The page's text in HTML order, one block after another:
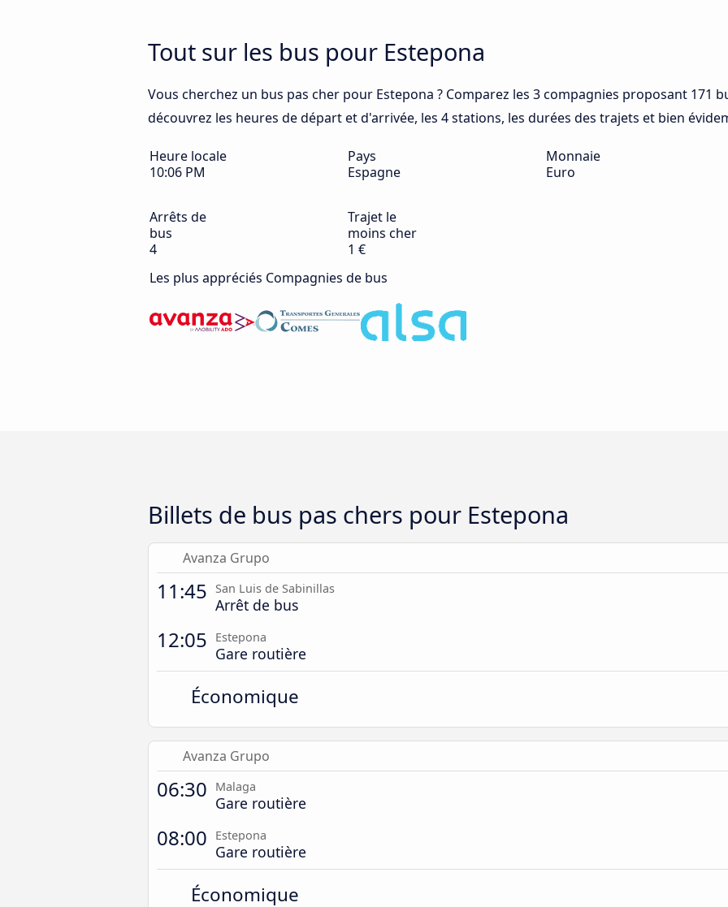
Tout sur les bus pour Estepona
Vous cherchez un bus pas cher pour Estepona ? Comparez les 3 compagnies proposant 171
découvrez les heures de départ et d'arrivée, les 4 stations, les durées des trajets et bien
Heure locale
10:06 PM
Pays
Espagne
Monnaie
Euro
Arrêts de
bus
4
Trajet le
moins cher
1 €
Les plus appréciés Compagnies de bus
Billets de bus pas chers pour Estepona
Avanza Grupo
11:45 San Luis de Sabinillas
Arrêt de bus
12:05 Estepona
Gare routière
Économique
Avanza Grupo
06:30 Malaga
Gare routière
08:00 Estepona
Gare routière
Économique